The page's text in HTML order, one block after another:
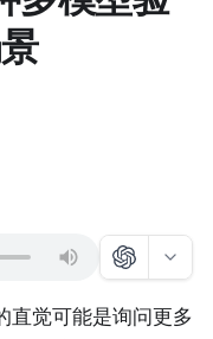
直觉可能是询问更多